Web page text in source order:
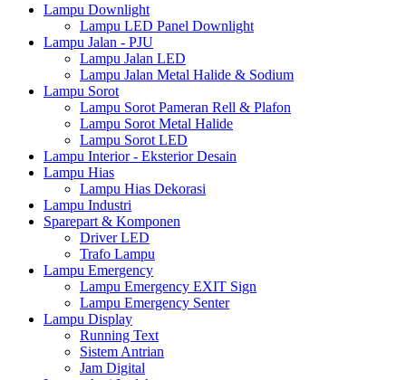
Lampu Downlight
Lampu LED Panel Downlight
Lampu Jalan - PJU
Lampu Jalan LED
Lampu Jalan Metal Halide & Sodium
Lampu Sorot
Lampu Sorot Pameran Rell & Plafon
Lampu Sorot Metal Halide
Lampu Sorot LED
Lampu Interior - Eksterior Desain
Lampu Hias
Lampu Hias Dekorasi
Lampu Industri
Sparepart & Komponen
Driver LED
Trafo Lampu
Lampu Emergency
Lampu Emergency EXIT Sign
Lampu Emergency Senter
Lampu Display
Running Text
Sistem Antrian
Jam Digital